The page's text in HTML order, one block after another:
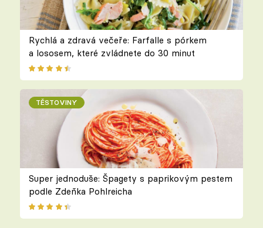
Rychlá a zdravá večeře: Farfalle s pórkem
a lososem, které zvládnete do 30 minut
TĚSTOVINY
Super jednoduše: Špagety s paprikovým pestem
podle Zdeňka Pohlreicha